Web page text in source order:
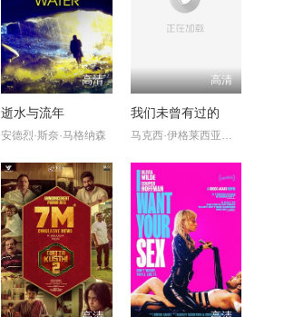
高清
逝水与流年
安德烈·斯奈·马格纳森
高清
我们未曾有过的